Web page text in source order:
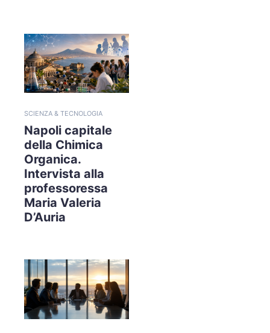
SCIENZA & TECNOLOGIA
Napoli capitale
della Chimica
Organica.
Intervista alla
professoressa
Maria Valeria
D’Auria